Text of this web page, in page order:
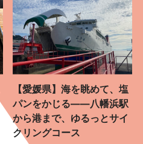
【愛媛県】海を眺めて、塩
パンをかじる――八幡浜駅
から港まで、ゆるっとサイ
クリングコース